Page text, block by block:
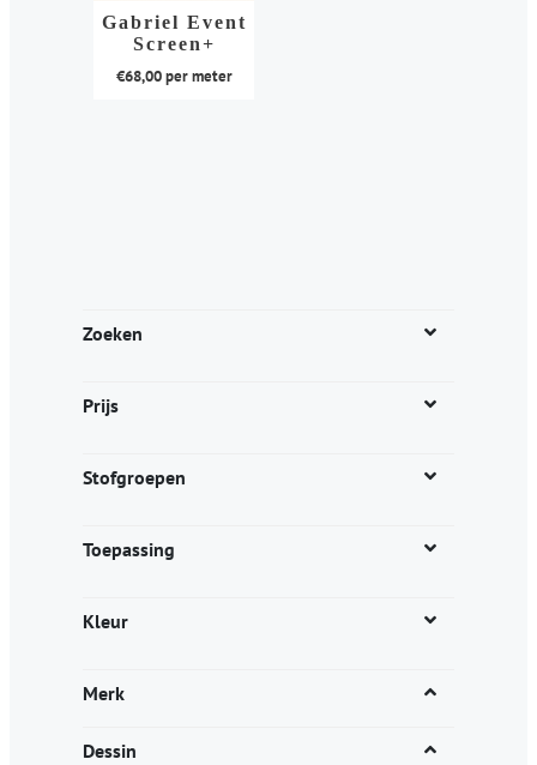
Zoeken
Prijs
Stofgroepen
Toepassing
Kleur
Merk
Dessin
Gabriel Event
Screen+
€68,00per meter
kan
op
productpagina